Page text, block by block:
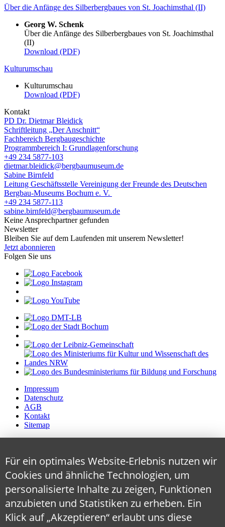
Über die Anfänge des Silberbergbaues von St. Joachimsthal (II)
Georg W. Schenk
Über die Anfänge des Silberbergbaues von St. Joachimsthal
(II)
Download (PDF)
Kulturumschau
Kulturumschau
Download (PDF)
Kontakt
PD Dr. Dietmar Bleidick
Schriftleitung „Der Anschnitt“
Fachbereich Bergbaugeschichte
Programmbereich I: Grundlagenforschung
+49 234 5877-103
dietmar.bleidick@bergbaumuseum.de
Sabine Birnfeld
Leitung Geschäftsstelle Vereinigung der Freunde des Deutschen
Bergbau-Museums Bochum e. V.
+49 234 5877-113
sabine.birnfeld@bergbaumuseum.de
Keine Ansprechpartner gefunden
Newsletter
Bleiben Sie auf dem Laufenden mit unserem Newsletter!
Jetzt abonnieren
Folgen Sie uns
Impressum
Datenschutz
AGB
Kontakt
Sitemap
Für ein optimales Website-Erlebnis nutzen wir
Cookies und ähnliche Technologien, um
personalisierte Inhalte zu zeigen, Funktionen
anzubieten und Statistiken zu erheben. Ein
Klick auf „Akzeptieren“ erlaubt uns diese